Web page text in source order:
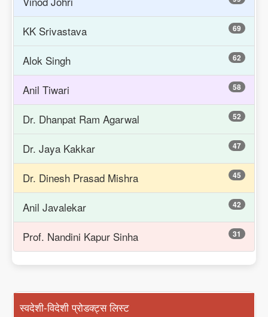
KK Srivastava 69
Alok Singh 62
Anil Tiwari 58
Dr. Dhanpat Ram Agarwal 52
Dr. Jaya Kakkar 47
Dr. Dinesh Prasad Mishra 45
Anil Javalekar 42
Prof. Nandini Kapur Sinha 31
स्वदेशी-विदेशी प्रोडक्ट्स लिस्ट